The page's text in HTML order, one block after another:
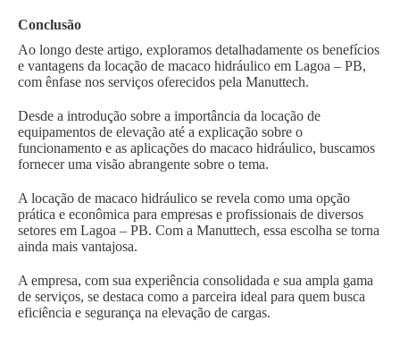
Conclusão
Ao longo deste artigo, exploramos detalhadamente os benefícios
e vantagens da locação de macaco hidráulico em Lagoa – PB,
com ênfase nos serviços oferecidos pela Manuttech.
Desde a introdução sobre a importância da locação de
equipamentos de elevação até a explicação sobre o
funcionamento e as aplicações do macaco hidráulico, buscamos
fornecer uma visão abrangente sobre o tema.
A locação de macaco hidráulico se revela como uma opção
prática e econômica para empresas e profissionais de diversos
setores em Lagoa – PB. Com a Manuttech, essa escolha se torna
ainda mais vantajosa.
A empresa, com sua experiência consolidada e sua ampla gama
de serviços, se destaca como a parceira ideal para quem busca
eficiência e segurança na elevação de cargas.